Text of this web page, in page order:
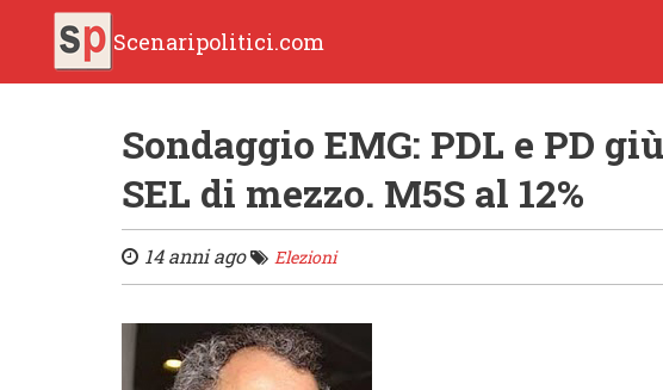
Scenaripolitici.com
Sondaggio EMG: PDL e PD
SEL di mezzo. M5S al 12%
14 anni ago Elezioni